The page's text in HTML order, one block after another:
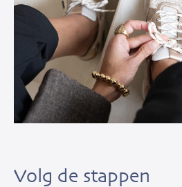
Volg de stappen